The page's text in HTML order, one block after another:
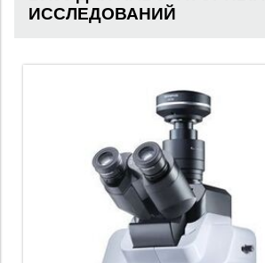
ИССЛЕДОВАНИЙ